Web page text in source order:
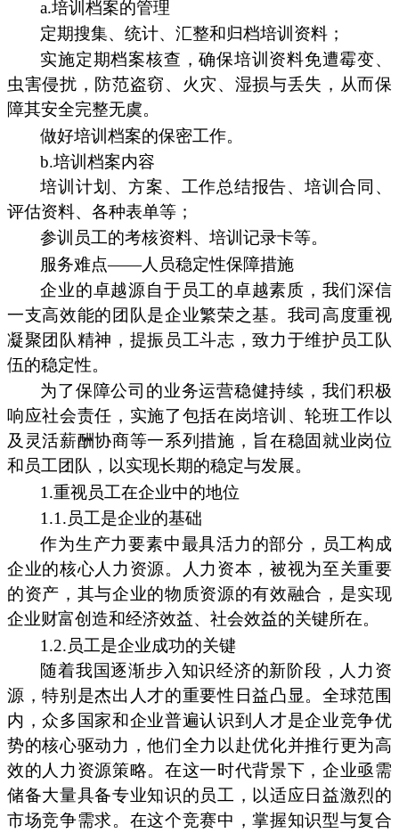
a.培训档案的管理
定期搜集、统计、汇整和归档培训资料；
实施定期档案核查，确保培训资料免遭霉变、
虫害侵扰，防范盗窃、火灾、湿损与丢失，从而保
障其安全完整无虞。
做好培训档案的保密工作。
b.培训档案内容
培训计划、方案、工作总结报告、培训合同、
评估资料、各种表单等；
参训员工的考核资料、培训记录卡等。
服务难点——人员稳定性保障措施
企业的卓越源自于员工的卓越素质，我们深信
一支高效能的团队是企业繁荣之基。我司高度重视
凝聚团队精神，提振员工斗志，致力于维护员工队
伍的稳定性。
为了保障公司的业务运营稳健持续，我们积极
响应社会责任，实施了包括在岗培训、轮班工作以
及灵活薪酬协商等一系列措施，旨在稳固就业岗位
和员工团队，以实现长期的稳定与发展。
1.重视员工在企业中的地位
1.1.员工是企业的基础
作为生产力要素中最具活力的部分，员工构成
企业的核心人力资源。人力资本，被视为至关重要
的资产，其与企业的物质资源的有效融合，是实现
企业财富创造和经济效益、社会效益的关键所在。
1.2.员工是企业成功的关键
随着我国逐渐步入知识经济的新阶段，人力资
源，特别是杰出人才的重要性日益凸显。全球范围
内，众多国家和企业普遍认识到人才是企业竞争优
势的核心驱动力，他们全力以赴优化并推行更为高
效的人力资源策略。在这一时代背景下，企业亟需
储备大量具备专业知识的员工，以适应日益激烈的
市场竞争需求。在这个竞赛中，掌握知识型与复合